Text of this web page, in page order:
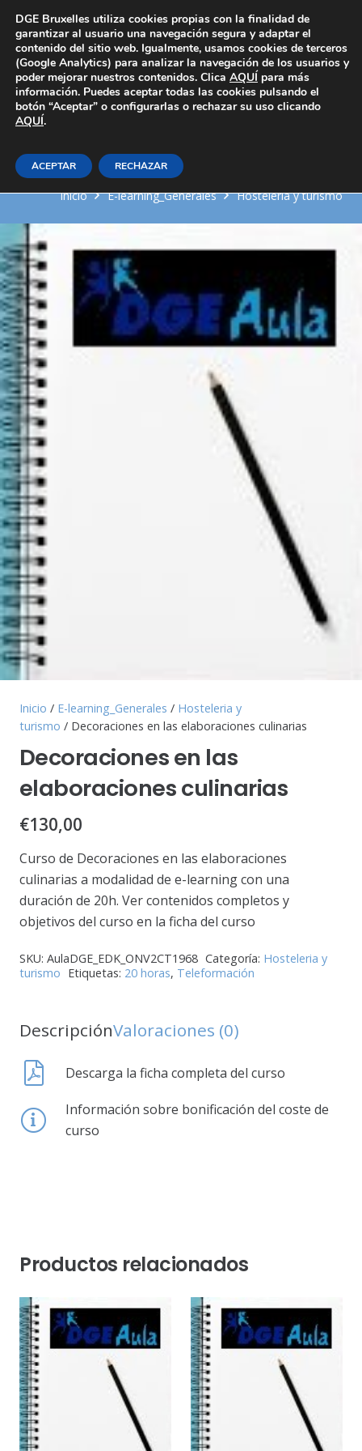
Área Privada
Decoraciones en las
elaboraciones culinarias
Inicio E-learning_Generales Hosteleria y turismo
Inicio / E-learning_Generales / Hosteleria y
turismo / Decoraciones en las elaboraciones culinarias
Decoraciones en las
elaboraciones culinarias
€130,00
Curso de Decoraciones en las elaboraciones
culinarias a modalidad de e-learning con una
duración de 20h. Ver contenidos completos y
objetivos del curso en la ficha del curso
SKU: AulaDGE_EDK_ONV2CT1968 Categoría: Hosteleria y
turismo Etiquetas: 20 horas, Teleformación
DescripciónValoraciones (0)
Descarga la ficha completa del curso
Información sobre bonificación del coste de
curso
Productos relacionados
DGE Bruxelles utiliza cookies propias con la finalidad de
garantizar al usuario una navegación segura y adaptar el
contenido del sitio web. Igualmente, usamos cookies de terceros
(Google Analytics) para analizar la navegación de los usuarios y
poder mejorar nuestros contenidos. Clica AQUÍ para más
información. Puedes aceptar todas las cookies pulsando el
botón “Aceptar” o configurarlas o rechazar su uso clicando
AQUÍ.
ACEPTAR RECHAZAR